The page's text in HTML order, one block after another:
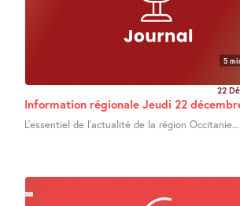
5
22
Information régionale Jeudi 22
L’essentiel de l’actualité de la région Occitanie...